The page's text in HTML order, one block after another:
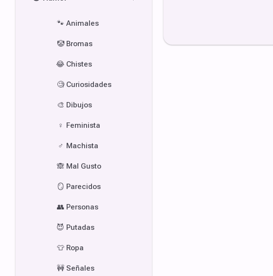
🐾 Animales
🤡 Bromas
😂 Chistes
🧐 Curiosidades
🎨 Dibujos
♀️ Feminista
♂️ Machista
🙈 Mal Gusto
🪞 Parecidos
👥 Personas
😈 Putadas
👕 Ropa
🚧 Señales